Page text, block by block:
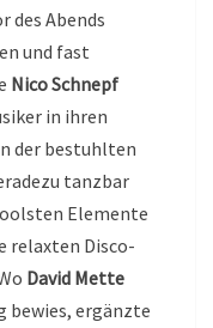
des Abends
und fast
Nico Schnepf
in ihren
der bestuhlten
tanzbar
Elemente
relaxten Disco-
David Mette
bewies, ergänzte